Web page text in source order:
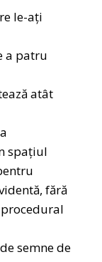
le-ați
a patru
atât
spațiul
fără
semne de